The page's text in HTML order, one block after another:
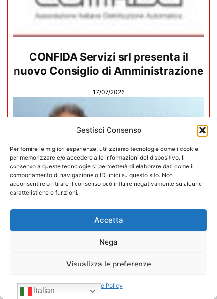
Gestisci Consenso
Per fornire le migliori esperienze, utilizziamo tecnologie come i cookie
per memorizzare e/o accedere alle informazioni del dispositivo. Il
consenso a queste tecnologie ci permetterà di elaborare dati come il
comportamento di navigazione o ID unici su questo sito. Non
acconsentire o ritirare il consenso può influire negativamente su alcune
caratteristiche e funzioni.
Accetta
Nega
Visualizza le preferenze
Cookie Policy
CONFIDA Servizi srl presenta il
nuovo Consiglio di Amministrazione
17/07/2026
Mario Toniutti confermato Vice
Presidente di CONFIDA per il
Italian